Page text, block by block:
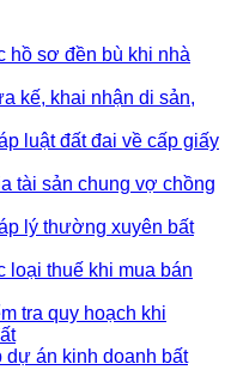
hồ sơ đền bù khi nhà
kế, khai nhận di sản,
luật đất đai về cấp giấy
tài sản chung vợ chồng
lý thường xuyên bất
loại thuế khi mua bán
tra quy hoạch khi
dự án kinh doanh bất